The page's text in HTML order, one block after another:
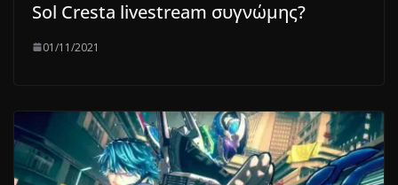
Sol Cresta livestream συγνώμης?
01/11/2021